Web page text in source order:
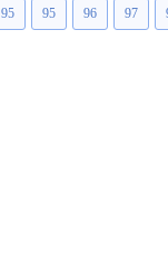
95 95 96 97